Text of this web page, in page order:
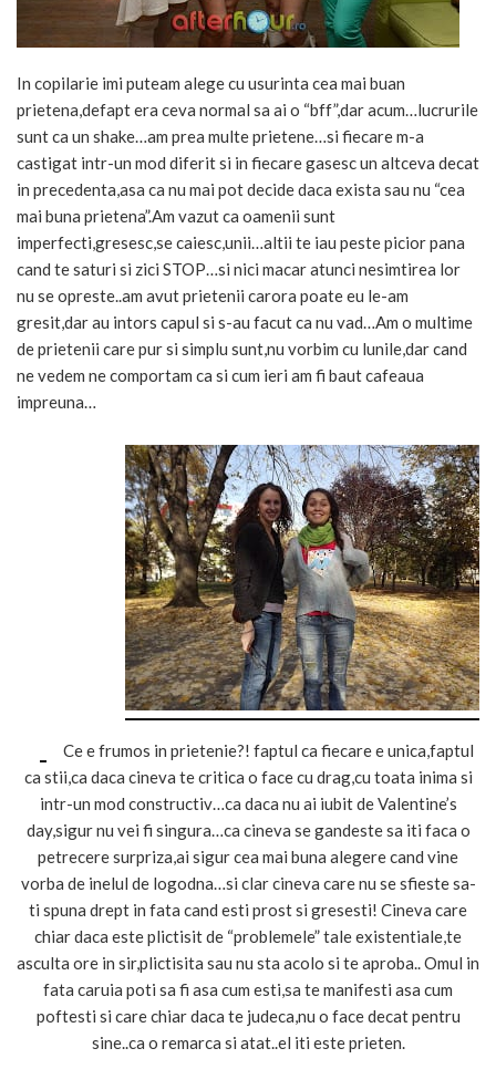
In copilarie imi puteam alege cu usurinta cea mai buan
prietena,defapt era ceva normal sa ai o “bff”,dar acum…lucrurile
sunt ca un shake…am prea multe prietene…si fiecare m-a
castigat intr-un mod diferit si in fiecare gasesc un altceva decat
in precedenta,asa ca nu mai pot decide daca exista sau nu “cea
mai buna prietena”.Am vazut ca oamenii sunt
imperfecti,gresesc,se caiesc,unii…altii te iau peste picior pana
cand te saturi si zici STOP…si nici macar atunci nesimtirea lor
nu se opreste..am avut prietenii carora poate eu le-am
gresit,dar au intors capul si s-au facut ca nu vad…Am o multime
de prietenii care pur si simplu sunt,nu vorbim cu lunile,dar cand
ne vedem ne comportam ca si cum ieri am fi baut cafeaua
impreuna…
Ce e frumos in prietenie?! faptul ca fiecare e unica,faptul
ca stii,ca daca cineva te critica o face cu drag,cu toata inima si
intr-un mod constructiv…ca daca nu ai iubit de Valentine’s
day,sigur nu vei fi singura…ca cineva se gandeste sa iti faca o
petrecere surpriza,ai sigur cea mai buna alegere cand vine
vorba de inelul de logodna…si clar cineva care nu se sfieste sa-
ti spuna drept in fata cand esti prost si gresesti! Cineva care
chiar daca este plictisit de “problemele” tale existentiale,te
asculta ore in sir,plictisita sau nu sta acolo si te aproba.. Omul in
fata caruia poti sa fi asa cum esti,sa te manifesti asa cum
poftesti si care chiar daca te judeca,nu o face decat pentru
sine..ca o remarca si atat..el iti este prieten.